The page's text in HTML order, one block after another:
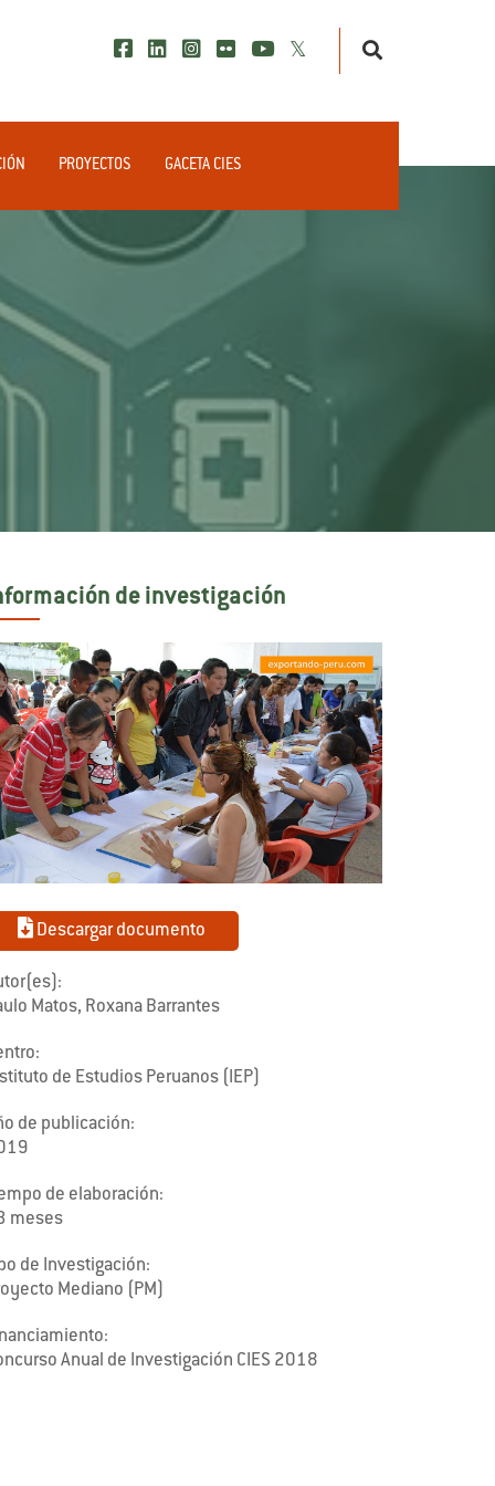
PROYECTOS GACETA CIES
de investigación
Descargar documento
Matos, Roxana Barrantes
de Estudios Peruanos (IEP)
de publicación:
de elaboración:
meses
de Investigación:
Mediano (PM)
Anual de Investigación CIES 2018